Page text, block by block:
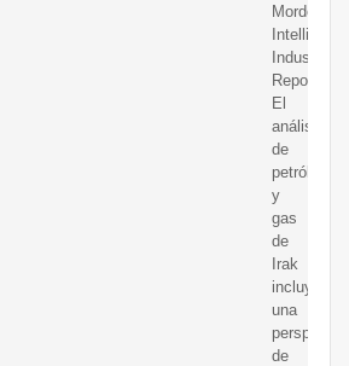
Mordor
Industry
Reports.
El
análisis
de
petróleo
y
gas
de
Irak
incluye
una
de